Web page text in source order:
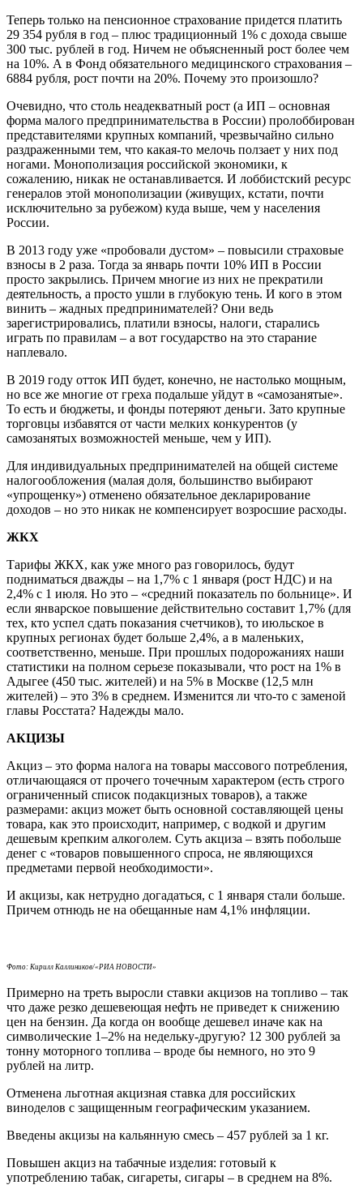
Теперь только на пенсионное страхование придется платить
29 354 рубля в год – плюс традиционный 1% с дохода свыше
300 тыс. рублей в год. Ничем не объясненный рост более чем
на 10%. А в Фонд обязательного медицинского страхования –
6884 рубля, рост почти на 20%. Почему это произошло?
Очевидно, что столь неадекватный рост (а ИП – основная
форма малого предпринимательства в России) пролоббирован
представителями крупных компаний, чрезвычайно сильно
раздраженными тем, что какая-то мелочь ползает у них под
ногами. Монополизация российской экономики, к
сожалению, никак не останавливается. И лоббистский ресурс
генералов этой монополизации (живущих, кстати, почти
исключительно за рубежом) куда выше, чем у населения
России.
В 2013 году уже «пробовали дустом» – повысили страховые
взносы в 2 раза. Тогда за январь почти 10% ИП в России
просто закрылись. Причем многие из них не прекратили
деятельность, а просто ушли в глубокую тень. И кого в этом
винить – жадных предпринимателей? Они ведь
зарегистрировались, платили взносы, налоги, старались
играть по правилам – а вот государство на это старание
наплевало.
В 2019 году отток ИП будет, конечно, не настолько мощным,
но все же многие от греха подальше уйдут в «самозанятые».
То есть и бюджеты, и фонды потеряют деньги. Зато крупные
торговцы избавятся от части мелких конкурентов (у
самозанятых возможностей меньше, чем у ИП).
Для индивидуальных предпринимателей на общей системе
налогообложения (малая доля, большинство выбирают
«упрощенку») отменено обязательное декларирование
доходов – но это никак не компенсирует возросшие расходы.
ЖКХ
Тарифы ЖКХ, как уже много раз говорилось, будут
подниматься дважды – на 1,7% с 1 января (рост НДС) и на
2,4% с 1 июля. Но это – «средний показатель по больнице». И
если январское повышение действительно составит 1,7% (для
тех, кто успел сдать показания счетчиков), то июльское в
крупных регионах будет больше 2,4%, а в маленьких,
соответственно, меньше. При прошлых подорожаниях наши
статистики на полном серьезе показывали, что рост на 1% в
Адыгее (450 тыс. жителей) и на 5% в Москве (12,5 млн
жителей) – это 3% в среднем. Изменится ли что-то с заменой
главы Росстата? Надежды мало.
АКЦИЗЫ
Акциз – это форма налога на товары массового потребления,
отличающаяся от прочего точечным характером (есть строго
ограниченный список подакцизных товаров), а также
размерами: акциз может быть основной составляющей цены
товара, как это происходит, например, с водкой и другим
дешевым крепким алкоголем. Суть акциза – взять побольше
денег с «товаров повышенного спроса, не являющихся
предметами первой необходимости».
И акцизы, как нетрудно догадаться, с 1 января стали больше.
Причем отнюдь не на обещанные нам 4,1% инфляции.
Фото: Кирилл Каллиников/«РИА НОВОСТИ»
Примерно на треть выросли ставки акцизов на топливо – так
что даже резко дешевеющая нефть не приведет к снижению
цен на бензин. Да когда он вообще дешевел иначе как на
символические 1–2% на недельку-другую? 12 300 рублей за
тонну моторного топлива – вроде бы немного, но это 9
рублей на литр.
Отменена льготная акцизная ставка для российских
виноделов с защищенным географическим указанием.
Введены акцизы на кальянную смесь – 457 рублей за 1 кг.
Повышен акциз на табачные изделия: готовый к
употреблению табак, сигареты, сигары – в среднем на 8%.